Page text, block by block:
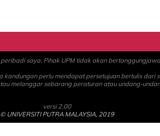
saya. Pihak UPM tidak akan
perlu mendapat persetujuan bertulis
melanggar sebarang peraturan atau undang-
versi 2.00
© UNIVERSITI PUTRA MALAYSIA, 2019